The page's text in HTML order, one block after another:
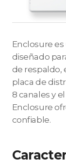
Enclosure
diseñado
de respaldo,
placa de
8 canales y
Enclosure
confiable.